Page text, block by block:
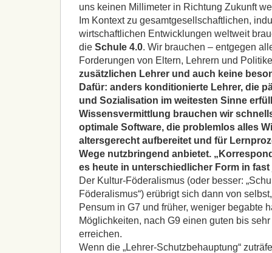
uns keinen Millimeter in Richtung Zukunft
Im Kontext zu gesamtgesellschaftlichen,
wirtschaftlichen Entwicklungen weltweit
die Schule 4.0. Wir brauchen – entgegen
Forderungen von Eltern, Lehrern und
zusätzlichen Lehrer und auch keine
Dafür: anders konditionierte Lehrer, die
und Sozialisation im weitesten Sinne
Wissensvermittlung brauchen wir
optimale Software, die problemlos alles
altersgerecht aufbereitet und für
Wege nutzbringend anbietet.
es heute in unterschiedlicher Form in fast
Der Kultur-Föderalismus (oder besser:
Föderalismus“) erübrigt sich dann von
Pensum in G7 und früher, weniger begabte
Möglichkeiten, nach G9 einen guten bis
erreichen.
Wenn die „Lehrer-Schutzbehauptung“